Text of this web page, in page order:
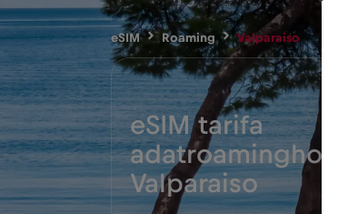
eSIM Roaming Valparaiso
eSIM tarifa
adatroaminghoz
Valparaiso